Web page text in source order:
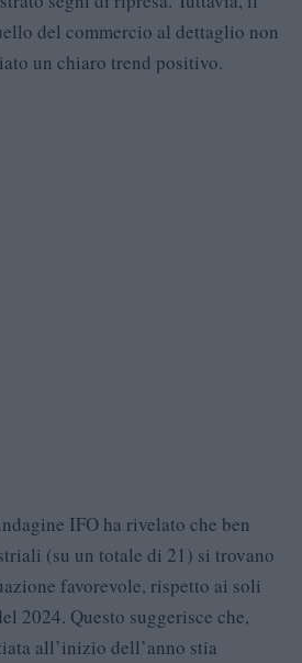
del commercio al dettaglio non
un chiaro trend positivo.
IFO ha rivelato che ben
(su un totale di 21) si trovano
favorevole, rispetto ai soli
2024. Questo suggerisce che,
all’inizio dell’anno stia